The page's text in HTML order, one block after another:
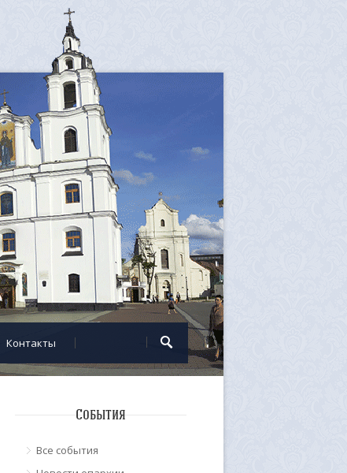
Контакты
События
Все события